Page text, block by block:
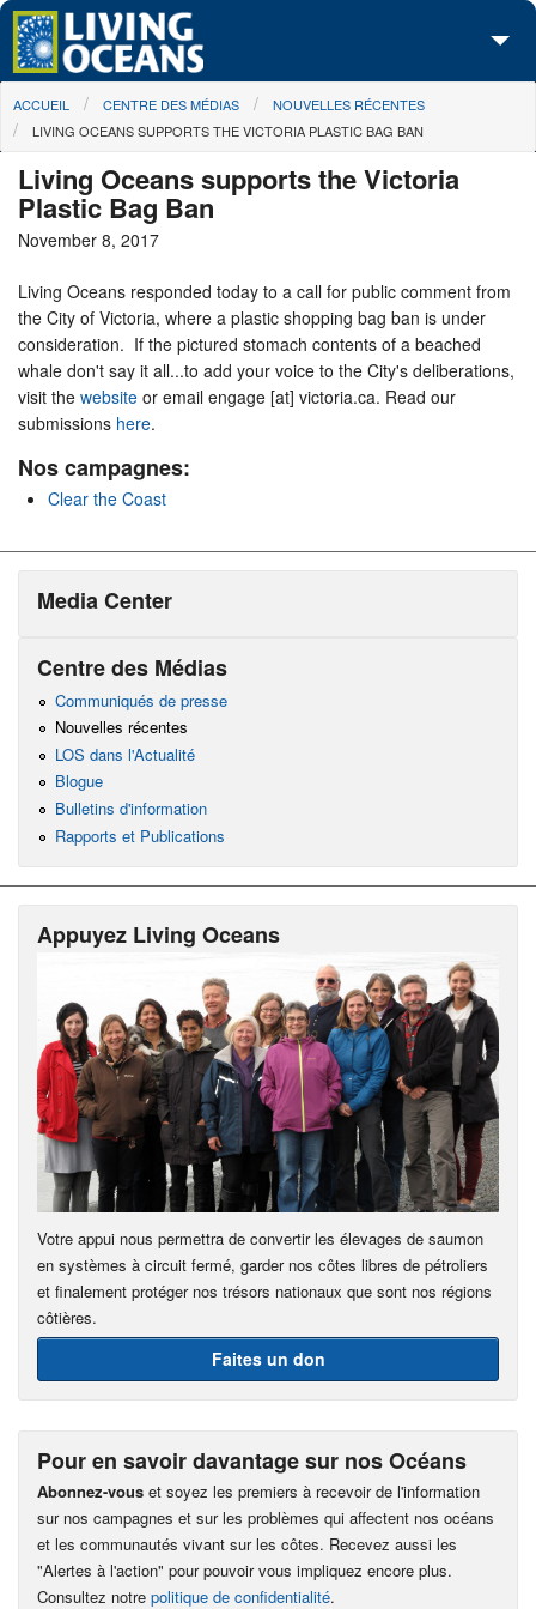
Skip to main content
À propos de nous
Centre des Médias
Passez à l'action
You are here
ACCUEIL CENTRE DES MÉDIAS
NOUVELLES RÉCENTES
LIVING OCEANS SUPPORTS THE VICTORIA PLASTIC BAG BAN
Living Oceans supports the Victoria
Plastic Bag Ban
November 8, 2017
Living Oceans responded today to a call for public comment from
the City of Victoria, where a plastic shopping bag ban is under
consideration. If the pictured stomach contents of a beached
whale don't say it all...to add your voice to the City's deliberations,
visit the website or email engage [at] victoria.ca. Read our
submissions here.
Nos campagnes:
Clear the Coast
Media Center
Centre des Médias
Communiqués de presse
Nouvelles récentes
LOS dans l'Actualité
Blogue
Bulletins d'information
Rapports et Publications
Appuyez Living Oceans
Votre appui nous permettra de convertir les élevages de saumon
en systèmes à circuit fermé, garder nos côtes libres de pétroliers
et finalement protéger nos trésors nationaux que sont nos régions
côtières.
Faites un don
Pour en savoir davantage sur nos Océans
Abonnez-vous et soyez les premiers à recevoir de l'information
sur nos campagnes et sur les problèmes qui affectent nos océans
et les communautés vivant sur les côtes. Recevez aussi les
"Alertes à l'action" pour pouvoir vous impliquez encore plus.
Consultez notre politique de confidentialité.